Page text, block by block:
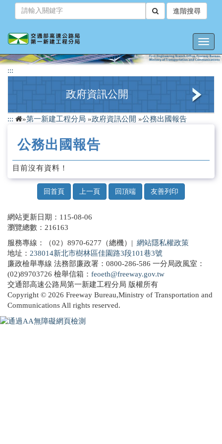
容
進階搜尋
:::
政府資訊公開
行政指導有關文書
業務統計
委託研究報告
公務出國報告
預算及決算書
勞務承攬派駐勞工申訴機制專區
::: »第一新建工程分局 »政府資訊公開 »公務出國報告
公務出國報告
目前沒有資料！
回首頁 上一頁 回頂端 友善列印
網站更新日期：115-08-06
瀏覽總數：216163
服務專線：（02）8970-6277（總機）| 網站隱私權政策
地址： 238014新北市樹林區佳園路3段101巷3號
廉政檢舉專線 法務部廉政署：0800-286-586 一分局政風室：
(02)89703726 檢舉信箱： feoeth@freeway.gov.tw
交通部高速公路局第一新建工程分局 版權所有
Copyright © 2026 Freeway Bureau,Ministry of Transportation and
Communications All rights reserved.